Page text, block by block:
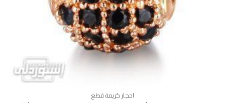
احجار كريمة قطع